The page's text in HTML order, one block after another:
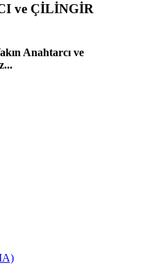
ve ÇİLİNGİR
Anahtarcı ve